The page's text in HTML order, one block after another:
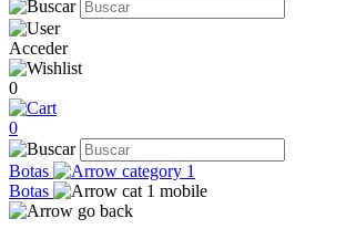
Acceder
0
0
Botas
Botas